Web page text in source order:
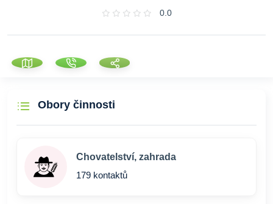
0.0
Obory činnosti
Chovatelství, zahrada
179 kontaktů